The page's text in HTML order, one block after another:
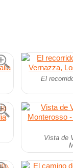
El
Vista de